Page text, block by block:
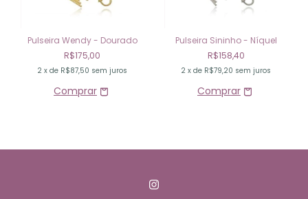
Pulseira Wendy - Dourado
R$175,00
2 x de R$87,50 sem juros
Pulseira Sininho - Níquel
R$158,40
2 x de R$79,20 sem juros